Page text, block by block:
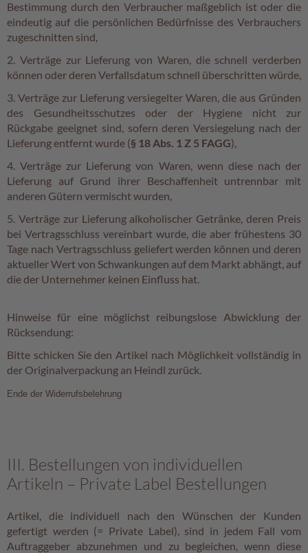
Bestimmung durch den Verbraucher maßgeblich ist oder die
eindeutig auf die persönlichen Bedürfnisse des Verbrauchers
zugeschnitten sind,
2. Verträge zur Lieferung von Waren, die schnell verderben
können oder deren Verfallsdatum schnell überschritten würde,
3. Verträge zur Lieferung versiegelter Waren, die aus Gründen
des Gesundheitsschutzes oder der Hygiene nicht zur
Rückgabe geeignet sind, sofern deren Versiegelung nach der
Lieferung entfernt wurde (§ 18 Abs. 1 Z 5 FAGG),
4. Verträge zur Lieferung von Waren, wenn diese nach der
Lieferung auf Grund ihrer Beschaffenheit untrennbar mit
anderen Gütern vermischt wurden,
5. Verträge zur Lieferung alkoholischer Getränke, deren Preis
bei Vertragsschluss vereinbart wurde, die aber frühestens 30
Tage nach Vertragsschluss geliefert werden können und deren
aktueller Wert von Schwankungen auf dem Markt abhängt, auf
die der Unternehmer keinen Einfluss hat.
Hinweise für eine möglichst reibungslose Abwicklung der
Rücksendung:
Bitte schicken Sie den Artikel nach Möglichkeit vollständig in
der Originalverpackung an Heindl zurück.
Ende der Widerrufsbelehrung
III. Bestellungen von individuellen
Artikeln – Private Label Bestellungen
Artikel, die individuell nach den Wünschen der Kunden
gefertigt werden (= Private Label), sind in jedem Fall vom
Auftraggeber abzunehmen und zu begleichen, wenn diese